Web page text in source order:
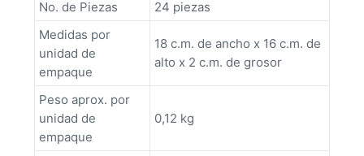
No. de Piezas
24 piezas
Medidas por
unidad de
empaque
18 c.m. de ancho x 16 c.m. de
alto x 2 c.m. de grosor
Peso aprox. por
unidad de
empaque
0,12 kg